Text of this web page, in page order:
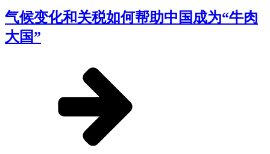
气候变化和关税如何帮助中国成为“牛肉
大国”